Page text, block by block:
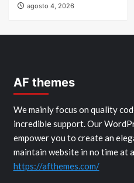
agosto 4, 2026
AF themes
We mainly focus on quality
incredible support. Our
empower you to create an
maintain website in no time at
https://afthemes.com/